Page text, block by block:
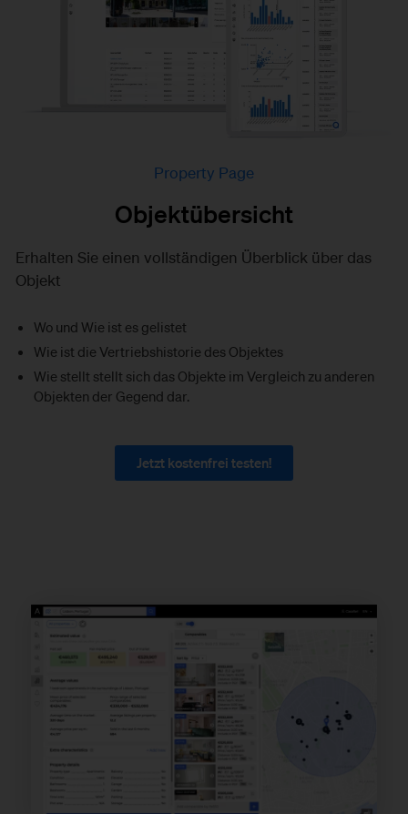
Property Page
Objektübersicht
Erhalten Sie einen vollständigen Überblick über das
Objekt
Wo und Wie ist es gelistet
Wie ist die Vertriebshistorie des Objektes
Wie stellt stellt sich das Objekte im Vergleich zu anderen
Objekten der Gegend dar.
Jetzt kostenfrei testen!